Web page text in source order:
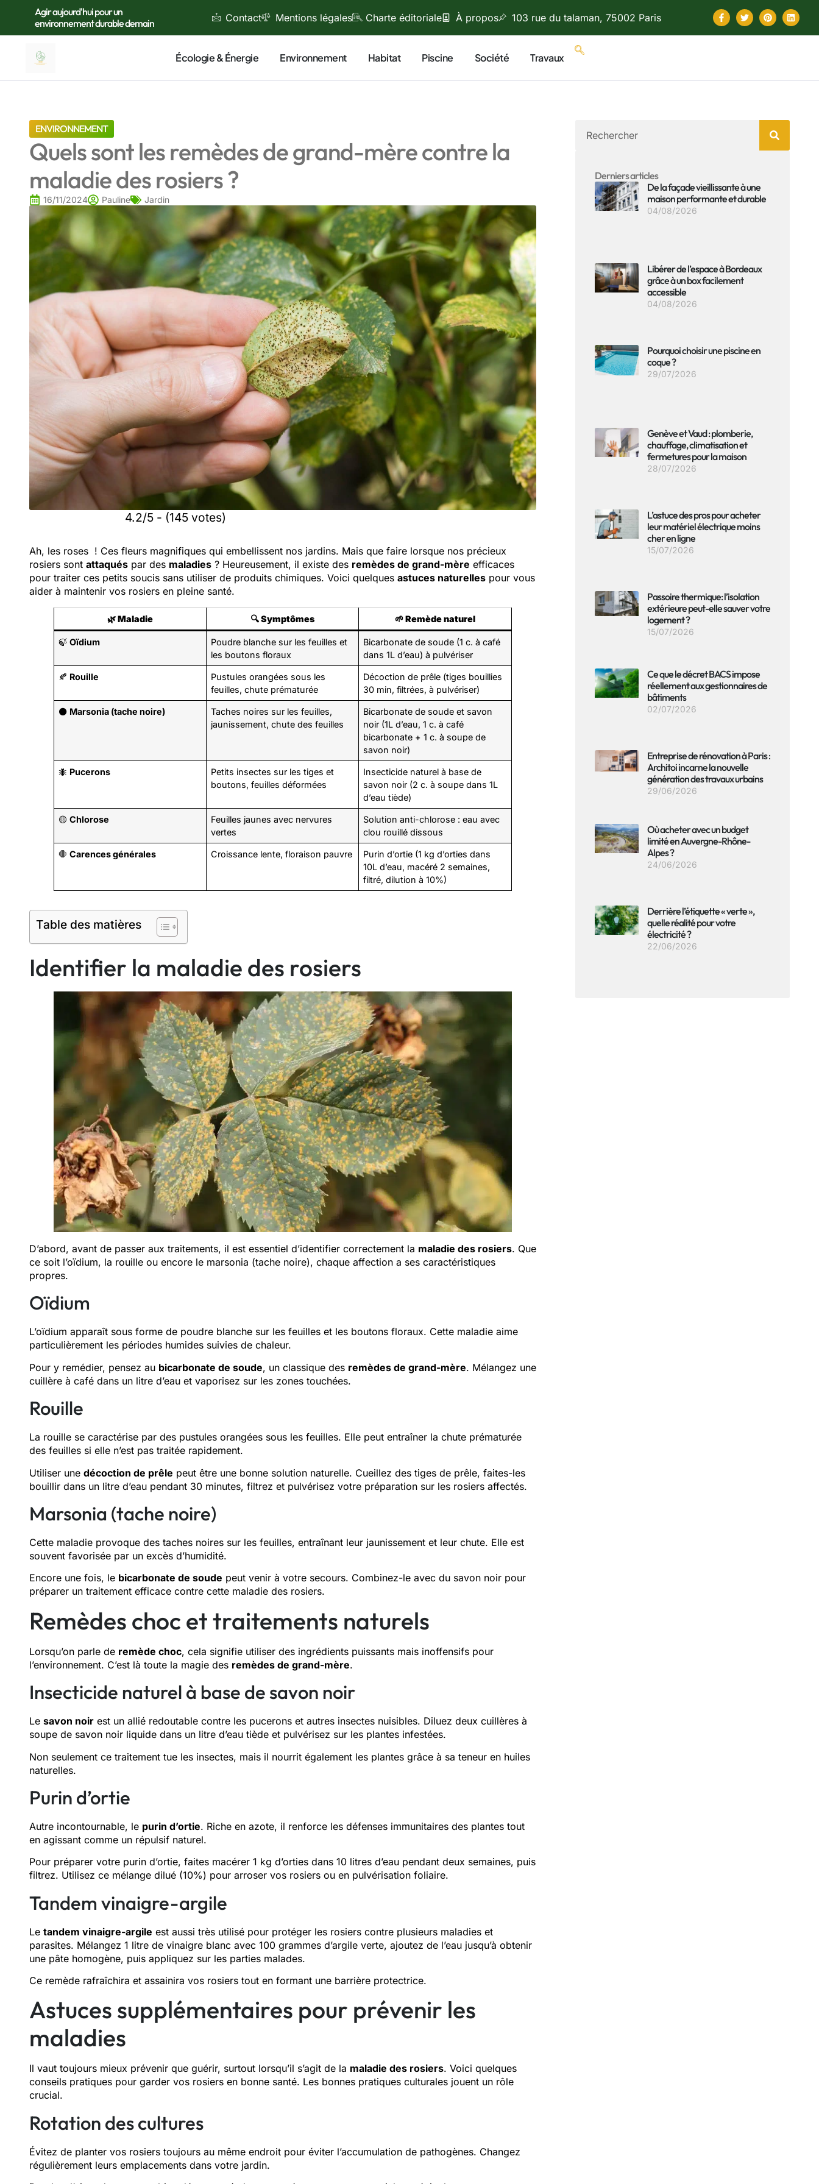
Agir aujourd'hui pour un
environnement durable demain
Contact Mentions légales Charte éditoriale À propos 103 rue du talaman, 75002 Paris
Écologie & Énergie Environnement Habitat Piscine Société Travaux
ENVIRONNEMENT
Quels sont les remèdes de grand-mère contre la
maladie des rosiers ?
16/11/2024 Pauline Jardin
4.2/5 - (145 votes)
Ah, les roses ! Ces fleurs magnifiques qui embellissent nos jardins. Mais que faire lorsque nos précieux
rosiers sont attaqués par des maladies ? Heureusement, il existe des remèdes de grand-mère efficaces
pour traiter ces petits soucis sans utiliser de produits chimiques. Voici quelques astuces naturelles pour vous
aider à maintenir vos rosiers en pleine santé.
🌿Maladie 🔍Symptômes 🌱Remède naturel
🍃Oïdium
Poudre blanche sur les feuilles et
les boutons floraux
Bicarbonate de soude (1 c. à café
dans 1L d’eau) à pulvériser
🍂 Rouille
Pustules orangées sous les
feuilles, chute prématurée
Décoction de prêle (tiges bouillies
30 min, filtrées, à pulvériser)
⚫ Marsonia (tache noire)
Taches noires sur les feuilles,
jaunissement, chute des feuilles
Bicarbonate de soude et savon
noir (1L d’eau, 1 c. à café
bicarbonate + 1 c. à soupe de
savon noir)
🐜 Pucerons
Petits insectes sur les tiges et
boutons, feuilles déformées
Insecticide naturel à base de
savon noir (2 c. à soupe dans 1L
d’eau tiède)
🟡Chlorose
Feuilles jaunes avec nervures
vertes
Solution anti-chlorose : eau avec
clou rouillé dissous
🛑Carences générales Croissance lente, floraison pauvre
Purin d’ortie (1 kg d’orties dans
10L d’eau, macéré 2 semaines,
filtré, dilution à 10%)
Table des matières
Identifier la maladie des rosiers
D’abord, avant de passer aux traitements, il est essentiel d’identifier correctement la maladie des rosiers. Que
ce soit l’oïdium, la rouille ou encore le marsonia (tache noire), chaque affection a ses caractéristiques
propres.
Oïdium
L’oïdium apparaît sous forme de poudre blanche sur les feuilles et les boutons floraux. Cette maladie aime
particulièrement les périodes humides suivies de chaleur.
Pour y remédier, pensez au bicarbonate de soude, un classique des remèdes de grand-mère. Mélangez une
cuillère à café dans un litre d’eau et vaporisez sur les zones touchées.
Rouille
La rouille se caractérise par des pustules orangées sous les feuilles. Elle peut entraîner la chute prématurée
des feuilles si elle n’est pas traitée rapidement.
Utiliser une décoction de prêle peut être une bonne solution naturelle. Cueillez des tiges de prêle, faites-les
bouillir dans un litre d’eau pendant 30 minutes, filtrez et pulvérisez votre préparation sur les rosiers affectés.
Marsonia (tache noire)
Cette maladie provoque des taches noires sur les feuilles, entraînant leur jaunissement et leur chute. Elle est
souvent favorisée par un excès d’humidité.
Encore une fois, le bicarbonate de soude peut venir à votre secours. Combinez-le avec du savon noir pour
préparer un traitement efficace contre cette maladie des rosiers.
Remèdes choc et traitements naturels
Lorsqu’on parle de remède choc, cela signifie utiliser des ingrédients puissants mais inoffensifs pour
l’environnement. C’est là toute la magie des remèdes de grand-mère.
Insecticide naturel à base de savon noir
Le savon noir est un allié redoutable contre les pucerons et autres insectes nuisibles. Diluez deux cuillères à
soupe de savon noir liquide dans un litre d’eau tiède et pulvérisez sur les plantes infestées.
Non seulement ce traitement tue les insectes, mais il nourrit également les plantes grâce à sa teneur en huiles
naturelles.
Purin d’ortie
Autre incontournable, le purin d’ortie. Riche en azote, il renforce les défenses immunitaires des plantes tout
en agissant comme un répulsif naturel.
Pour préparer votre purin d’ortie, faites macérer 1 kg d’orties dans 10 litres d’eau pendant deux semaines, puis
filtrez. Utilisez ce mélange dilué (10%) pour arroser vos rosiers ou en pulvérisation foliaire.
Tandem vinaigre-argile
Le tandem vinaigre-argile est aussi très utilisé pour protéger les rosiers contre plusieurs maladies et
parasites. Mélangez 1 litre de vinaigre blanc avec 100 grammes d’argile verte, ajoutez de l’eau jusqu’à obtenir
une pâte homogène, puis appliquez sur les parties malades.
Ce remède rafraîchira et assainira vos rosiers tout en formant une barrière protectrice.
Astuces supplémentaires pour prévenir les
maladies
Il vaut toujours mieux prévenir que guérir, surtout lorsqu’il s’agit de la maladie des rosiers. Voici quelques
conseils pratiques pour garder vos rosiers en bonne santé. Les bonnes pratiques culturales jouent un rôle
crucial.
Rotation des cultures
Évitez de planter vos rosiers toujours au même endroit pour éviter l’accumulation de pathogènes. Changez
régulièrement leurs emplacements dans votre jardin.
Derniers articles
De la façade vieillissante à une
maison performante et durable
04/08/2026
Libérer de l’espace à Bordeaux
grâce à un box facilement
accessible
04/08/2026
Pourquoi choisir une piscine en
coque ?
29/07/2026
Genève et Vaud : plomberie,
chauffage, climatisation et
fermetures pour la maison
28/07/2026
L’astuce des pros pour acheter
leur matériel électrique moins
cher en ligne
15/07/2026
Passoire thermique: l’isolation
extérieure peut-elle sauver votre
logement ?
15/07/2026
Ce que le décret BACS impose
réellement aux gestionnaires de
bâtiments
02/07/2026
Entreprise de rénovation à Paris :
Architoi incarne la nouvelle
génération des travaux urbains
29/06/2026
Où acheter avec un budget
limité en Auvergne-Rhône-
Alpes ?
24/06/2026
Derrière l’étiquette « verte »,
quelle réalité pour votre
électricité ?
22/06/2026